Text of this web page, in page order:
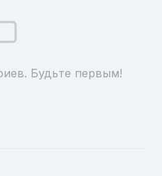
Будьте первым!